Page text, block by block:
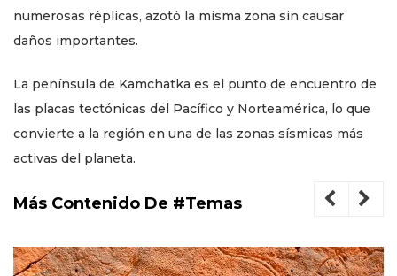
numerosas réplicas, azotó la misma zona sin causar
daños importantes.
La península de Kamchatka es el punto de encuentro de
las placas tectónicas del Pacífico y Norteamérica, lo que
convierte a la región en una de las zonas sísmicas más
activas del planeta.
Más Contenido De #Temas